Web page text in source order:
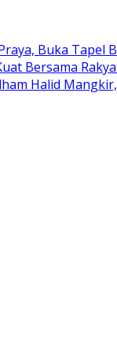
Buka Tapel
Bersama
Halid